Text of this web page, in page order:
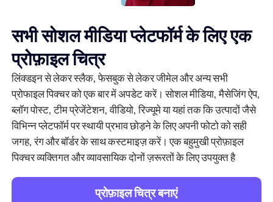
सभी सोशल मीडिया प्लेटफॉर्म के लिए एक
प्रोफ़ाइल चित्र
लिंक्डइन से लेकर स्लैक, फेसबुक से लेकर जीमेल और अन्य सभी
प्रोफाइल पिक्चर को एक बार में अपडेट करें। सोशल मीडिया, मैसेजिंग ऐप,
ब्लॉग पोस्ट, टीम प्रेजेंटेशन, वीडियो, रिज्यूमे या यहां तक कि उत्पादों जैसे
विभिन्न प्लेटफॉर्म पर स्थायी प्रभाव छोड़ने के लिए अपनी फोटो को सही
जगह, रंग और बॉर्डर के साथ कस्टमाइज़ करें। एक बहुमुखी प्रोफ़ाइल
पिक्चर व्यक्तिगत और व्यावसायिक दोनों ज़रूरतों के लिए उपयुक्त है
प्रोफ़ाइल चित्र बनाएं